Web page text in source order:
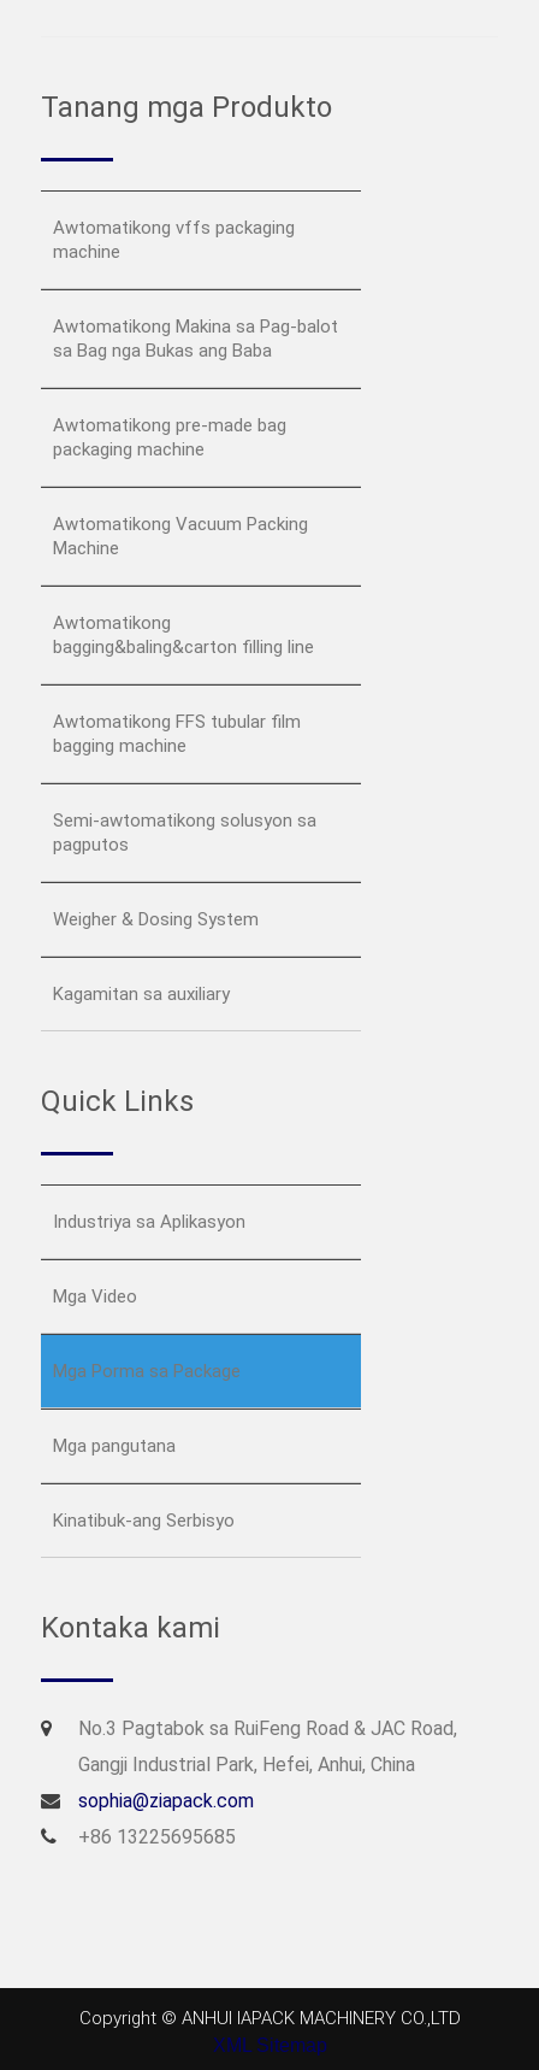
Tanang mga Produkto
Awtomatikong vffs packaging
machine
Awtomatikong Makina sa Pag-balot
sa Bag nga Bukas ang Baba
Awtomatikong pre-made bag
packaging machine
Awtomatikong Vacuum Packing
Machine
Awtomatikong
bagging&baling&carton filling line
Awtomatikong FFS tubular film
bagging machine
Semi-awtomatikong solusyon sa
pagputos
Weigher & Dosing System
Kagamitan sa auxiliary
Quick Links
Industriya sa Aplikasyon
Mga Video
Mga Porma sa Package
Mga pangutana
Kinatibuk-ang Serbisyo
Kontaka kami
No.3 Pagtabok sa RuiFeng Road & JAC Road,
Gangji Industrial Park, Hefei, Anhui, China
sophia@ziapack.com
+86 13225695685
Copyright © ANHUI IAPACK MACHINERY CO.,LTD
XML Sitemap